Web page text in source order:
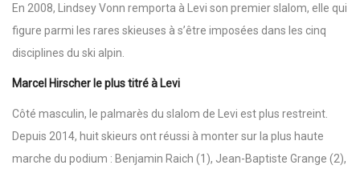
En 2008, Lindsey Vonn remporta à Levi son premier slalom, elle qui
figure parmi les rares skieuses à s’être imposées dans les cinq
disciplines du ski alpin.
Marcel Hirscher le plus titré à Levi
Côté masculin, le palmarès du slalom de Levi est plus restreint.
Depuis 2014, huit skieurs ont réussi à monter sur la plus haute
marche du podium : Benjamin Raich (1), Jean-Baptiste Grange (2),